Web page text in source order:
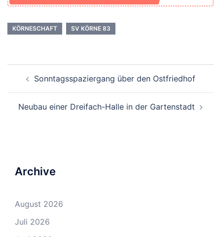
KÖRNESCHAFT SV KÖRNE 83
Navigation
Sonntagsspaziergang über den Ostfriedhof
Neubau einer Dreifach-Halle in der Gartenstadt
Archive
August 2026
Juli 2026